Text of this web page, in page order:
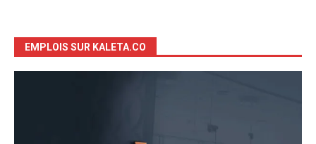
EMPLOIS SUR KALETA.CO